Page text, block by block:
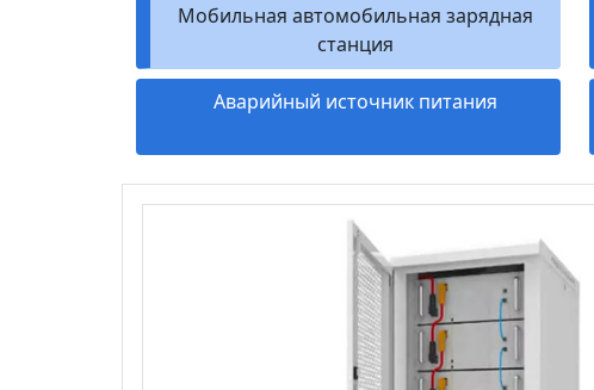
Мобильная автомобильная зарядная
станция
Аварийный источник питания